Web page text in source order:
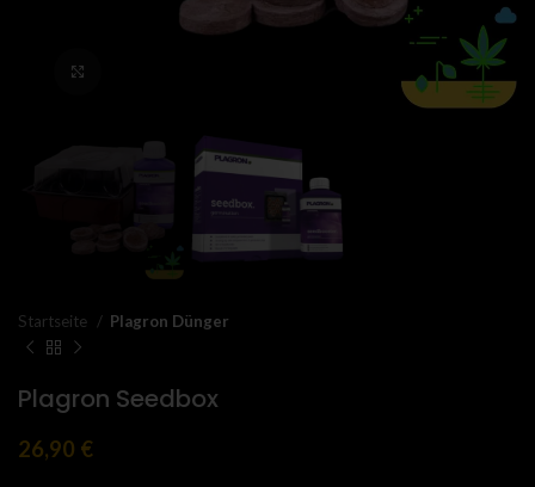
Startseite Plagron Dünger
Plagron Seedbox
26,90 €